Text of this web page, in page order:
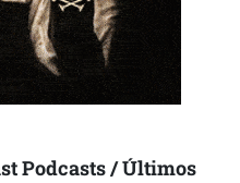
Podcasts / Últimos